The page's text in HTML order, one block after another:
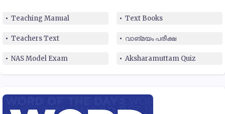
Teaching Manual Text Books
Teachers Text വാങ്മയം പരീക്ഷ
NAS Model Exam Aksharamuttam Quiz